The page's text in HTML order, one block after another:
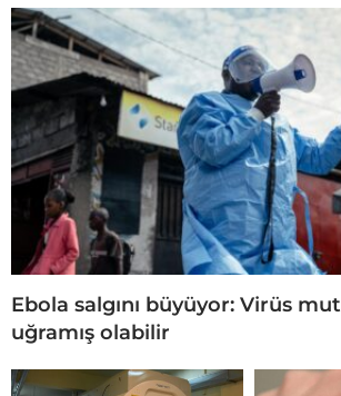
Ebola salgını büyüyor: Virüs
uğramış olabilir